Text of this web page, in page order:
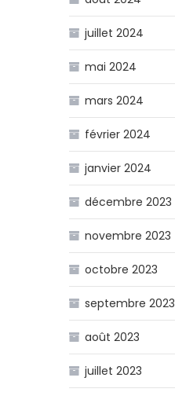
juillet 2024
mai 2024
mars 2024
février 2024
janvier 2024
décembre 2023
novembre 2023
octobre 2023
septembre 2023
août 2023
juillet 2023